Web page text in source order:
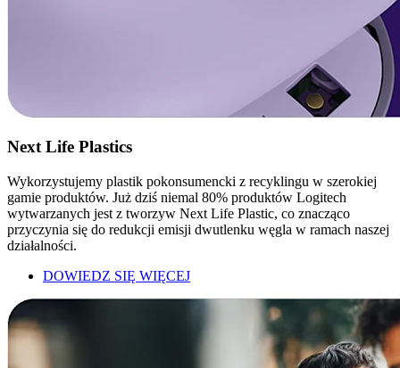
Next Life Plastics
Wykorzystujemy plastik pokonsumencki z recyklingu w szerokiej
gamie produktów. Już dziś niemal 80% produktów Logitech
wytwarzanych jest z tworzyw Next Life Plastic, co znacząco
przyczynia się do redukcji emisji dwutlenku węgla w ramach naszej
działalności.
DOWIEDZ SIĘ WIĘCEJ